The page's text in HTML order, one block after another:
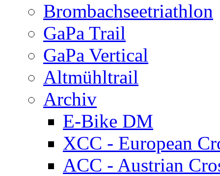
Brombachseetriathlon
GaPa Trail
GaPa Vertical
Altmühltrail
Archiv
E-Bike DM
XCC - European
ACC - Austrian